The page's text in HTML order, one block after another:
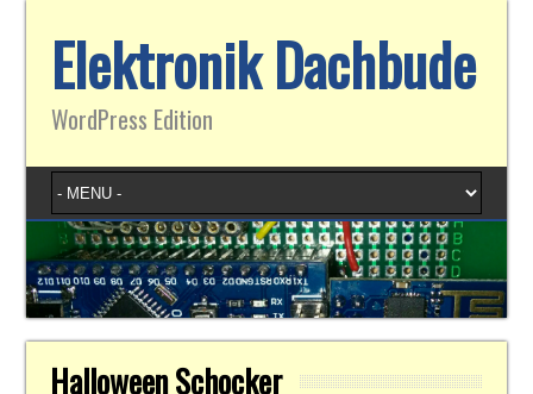
Elektronik Dachbude
WordPress Edition
Halloween Schocker